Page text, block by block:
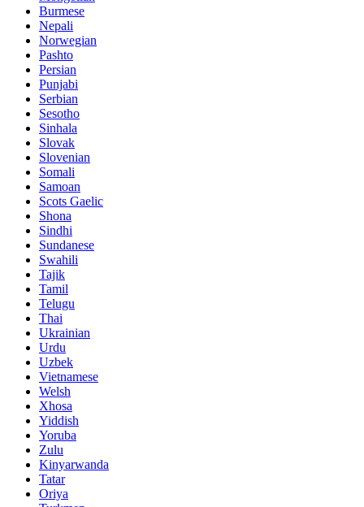
Burmese
Nepali
Norwegian
Pashto
Persian
Punjabi
Serbian
Sesotho
Sinhala
Slovak
Slovenian
Somali
Samoan
Scots Gaelic
Shona
Sindhi
Sundanese
Swahili
Tajik
Tamil
Telugu
Thai
Ukrainian
Urdu
Uzbek
Vietnamese
Welsh
Xhosa
Yiddish
Yoruba
Zulu
Kinyarwanda
Tatar
Oriya